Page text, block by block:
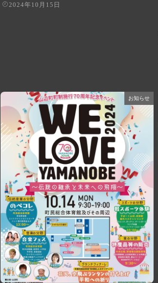
2024年10月15日
お知らせ